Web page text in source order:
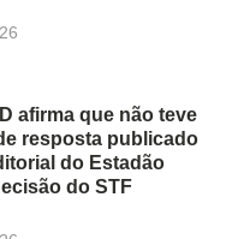
afirma que não teve
resposta publicado
do Estadão
do STF